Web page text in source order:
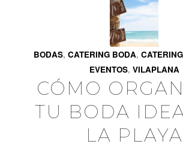
BODAS,CATERING BODA,
EVENTOS, VILAPLANA
CÓMO
TU BODA
LA PLAYA